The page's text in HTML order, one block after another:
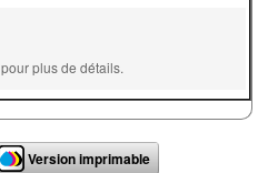
pour plus de détails.
Version imprimable